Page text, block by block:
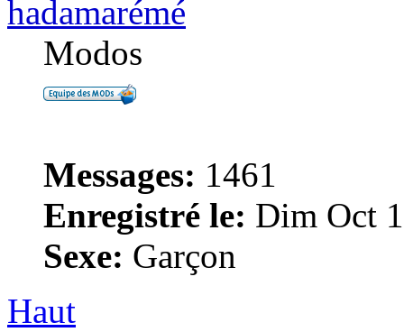
hadamarémé
Modos
Messages: 1461
Enregistré le: Dim Oct
Sexe: Garçon
Haut